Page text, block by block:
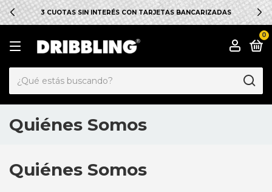
3 CUOTAS SIN INTERÉS CON TARJETAS BANCARIZADAS
0
Quiénes Somos
Quiénes Somos